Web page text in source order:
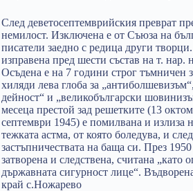
След деветосептемврийския преврат
немилост. Изключена е от Съюза на
писатели заедно с редица други
изправена пред шести състав на т. нар.
Осъдена е на 7 години строг тъмничен
хиляди лева глоба за
дейност“ и „великобългарски
месеца престой зад решетките (13
септември 1945) е помилвана и излиза
тежката астма, от която боледува, и след
застъпничествата на баща си. През
затворена и следствена, считана „като
държавната сигурност лице“.
край с.Ножарево